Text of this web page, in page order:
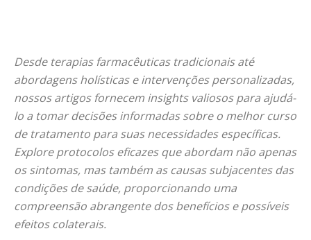
Desde terapias farmacêuticas tradicionais até
abordagens holísticas e intervenções personalizadas,
nossos artigos fornecem insights valiosos para ajudá-
lo a tomar decisões informadas sobre o melhor curso
de tratamento para suas necessidades específicas.
Explore protocolos eficazes que abordam não apenas
os sintomas, mas também as causas subjacentes das
condições de saúde, proporcionando uma
compreensão abrangente dos benefícios e possíveis
efeitos colaterais.